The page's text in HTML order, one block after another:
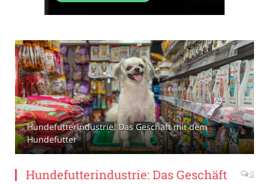
Hundefutterindustrie: Das Geschäft mit dem
Hundefutter
Hundefutterindustrie: Das Geschäft
0